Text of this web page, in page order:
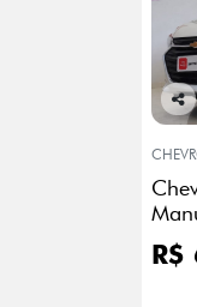
Co
arti
lhe
R$